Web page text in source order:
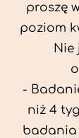
proszę
poziom
Nie
-
niż 4
badania